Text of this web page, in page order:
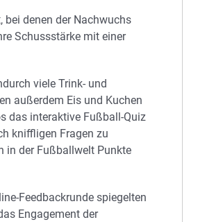
denen der Nachwuchs
Schussstärke mit einer
viele Trink- und
außerdem Eis und Kuchen
das interaktive Fußball-Quiz
kniffligen Fragen zu
in der Fußballwelt Punkte
Feedbackrunde spiegelten
Engagement der